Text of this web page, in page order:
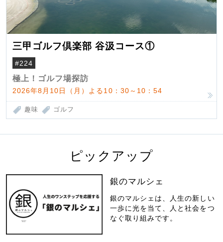
三甲ゴルフ倶楽部 谷汲コース①
#224
極上！ゴルフ場探訪
2026年8月10日（月）よる10：30～10：54
趣味 ゴルフ
ピックアップ
銀のマルシェ
銀のマルシェは、人生の新しい
一歩に光を当て、人と社会をつ
なぐ取り組みです。